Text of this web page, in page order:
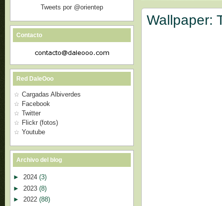
Wallpaper:
Tweets por @orientep
Contacto
Red DaleOoo
Cargadas Albiverdes
Facebook
Twitter
Flickr (fotos)
Youtube
Archivo del blog
► 2024 (3)
► 2023 (8)
► 2022 (88)